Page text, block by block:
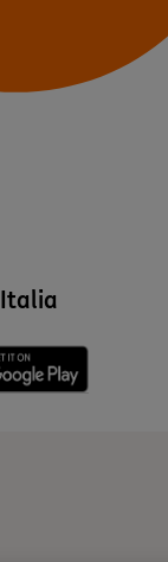
Italia